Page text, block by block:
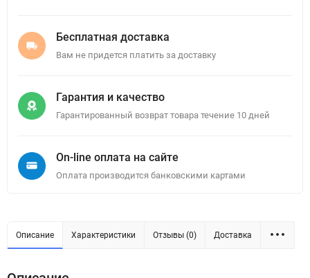
Бесплатная доставка
Вам не придется платить за доставку
Гарантия и качество
Гарантированный возврат товара течение 10 дней
On-line оплата на сайте
Оплата производится банковскими картами
Описание Характеристики Отзывы (0) Доставка